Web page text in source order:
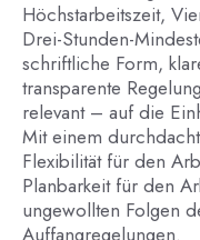
Höchstarbeitszeit,
Drei-Stunden-
schriftliche Form,
transparente
relevant – auf die
Mit einem
Flexibilität für den
Planbarkeit für den
ungewollten Folgen